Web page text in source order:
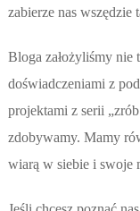
zabierze nas wszędzie
Bloga założyliśmy nie
doświadczeniami z
projektami z serii
zdobywamy. Mamy
wiarą w siebie i swoje